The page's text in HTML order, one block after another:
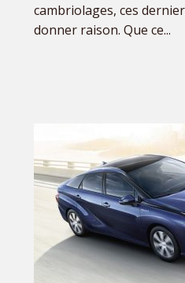
cambriolages, ces
donner raison. Que ce...